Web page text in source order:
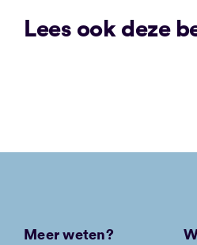
Lees ook deze
Meer weten?